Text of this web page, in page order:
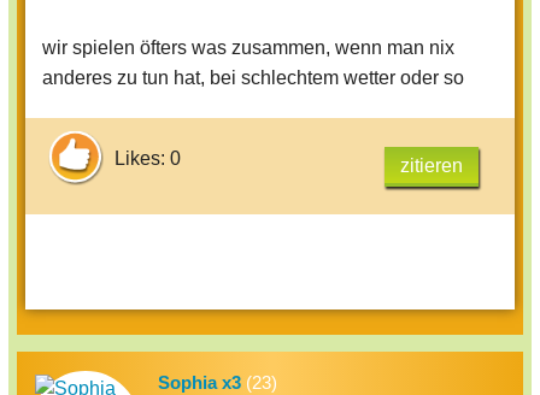
wir spielen öfters was zusammen, wenn man nix
anderes zu tun hat, bei schlechtem wetter oder so
Likes: 0 zitieren
Sophia x3 (23)